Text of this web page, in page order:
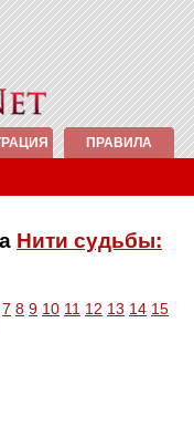
ПРАВИЛА
Нити судьбы:
7 8 9 10 11 12 13 14 15